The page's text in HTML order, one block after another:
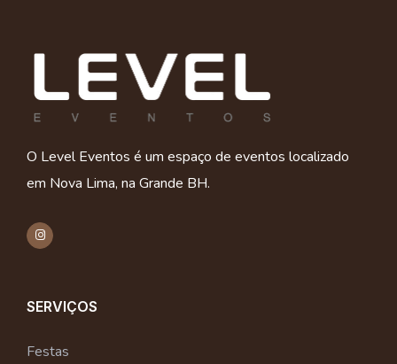
O Level Eventos é um espaço de eventos localizado
em Nova Lima, na Grande BH.
SERVIÇOS
Festas